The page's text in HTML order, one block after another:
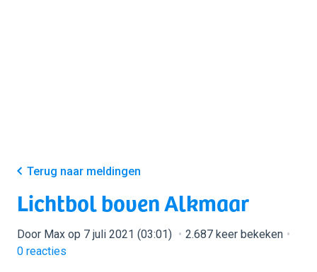
Terug naar meldingen
Lichtbol boven Alkmaar
Door Max op 7 juli 2021 (03:01)
2.687 keer bekeken
0 reacties